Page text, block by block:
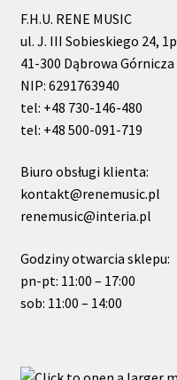
F.H.U. RENE MUSIC
ul. J. III Sobieskiego 24, 1p
41-300 Dąbrowa Górnicza
NIP: 6291763940
tel: +48 730-146-480
tel: +48 500-091-719
Biuro obsługi klienta:
kontakt@renemusic.pl
renemusic@interia.pl
Godziny otwarcia sklepu:
pn-pt: 11:00 – 17:00
sob: 11:00 – 14:00